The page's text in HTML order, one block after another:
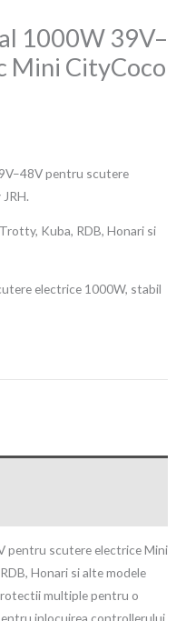
1000W 39V–
Mini CityCoco
pentru scutere
Kuba, RDB, Honari si
electrice 1000W, stabil
pentru scutere electrice Mini
Honari si alte modele
multiple pentru o